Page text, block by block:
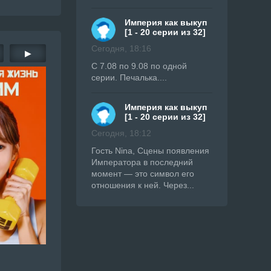
▶
Империя как выкуп
[1 - 20 серии из 32]
Сегодня, 18:16
С 7.08 по 9.08 по одной
серии. Печалька....
Империя как выкуп
[1 - 20 серии из 32]
Сегодня, 18:12
Гость Nina, Сцены появления
Императора в последний
момент — это символ его
отношения к ней. Через...